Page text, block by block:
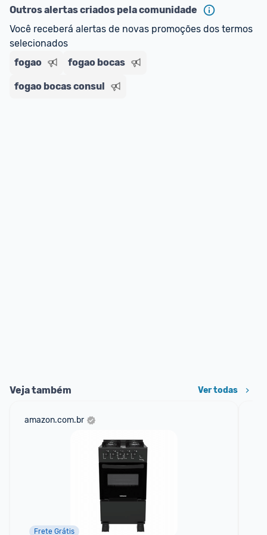
Outros alertas criados pela comunidade
Você receberá alertas de novas promoções dos termos
selecionados
fogao
fogao bocas
fogao bocas consul
Veja também Ver todas
amazon.com.br
Frete Grátis